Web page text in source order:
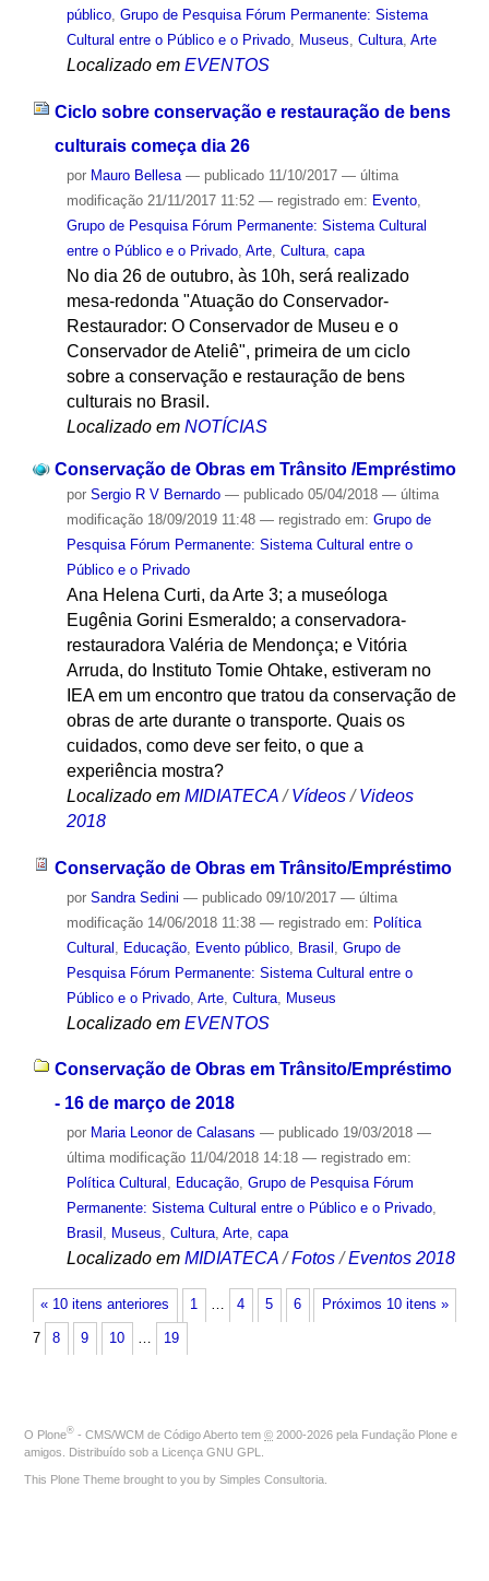
público, Grupo de Pesquisa Fórum Permanente: Sistema
Cultural entre o Público e o Privado, Museus, Cultura, Arte
Localizado em EVENTOS
Ciclo sobre conservação e restauração de bens
culturais começa dia 26
por Mauro Bellesa — publicado11/10/2017 — última
modificação21/11/2017 11:52 — registrado em: Evento,
Grupo de Pesquisa Fórum Permanente: Sistema Cultural
entre o Público e o Privado, Arte, Cultura, capa
No dia 26 de outubro, às 10h, será realizado
mesa-redonda "Atuação do Conservador-
Restaurador: O Conservador de Museu e o
Conservador de Ateliê", primeira de um ciclo
sobre a conservação e restauração de bens
culturais no Brasil.
Localizado em NOTÍCIAS
Conservação de Obras em Trânsito /Empréstimo
por Sergio R V Bernardo — publicado05/04/2018 — última
modificação18/09/2019 11:48 — registrado em: Grupo de
Pesquisa Fórum Permanente: Sistema Cultural entre o
Público e o Privado
Ana Helena Curti, da Arte 3; a museóloga
Eugênia Gorini Esmeraldo; a conservadora-
restauradora Valéria de Mendonça; e Vitória
Arruda, do Instituto Tomie Ohtake, estiveram no
IEA em um encontro que tratou da conservação de
obras de arte durante o transporte. Quais os
cuidados, como deve ser feito, o que a
experiência mostra?
Localizado em MIDIATECA /Vídeos /Videos
2018
Conservação de Obras em Trânsito/Empréstimo
por Sandra Sedini — publicado09/10/2017 — última
modificação14/06/2018 11:38 — registrado em: Política
Cultural
Educação, Evento público, Brasil Grupo de
Pesquisa Fórum Permanente: Sistema Cultural entre o
Público e o Privado, Arte, Cultura, Museus
Localizado em EVENTOS
Conservação de Obras em Trânsito/Empréstimo
- 16 de março de 2018
por Maria Leonor de Calasans — publicado19/03/2018 —
última modificação11/04/2018 14:18 — registrado em:
Política Cultural , Educação, Grupo de Pesquisa Fórum
Permanente: Sistema Cultural entre o Público e o Privado,
Brasil , Museus, Cultura, Arte, capa
Localizado em MIDIATECA /Fotos /Eventos 2018
« 10 itens anteriores Próximos 10 itens »
1 … 4 5 6
7 8 9 10 … 19
O Plone® - CMS/WCM de Código Aberto tem © 2000-2026 pela Fundação Plone e
amigos. Distribuído sob a Licença GNU GPL
This Plone Theme brought to you by Simples Consultoria